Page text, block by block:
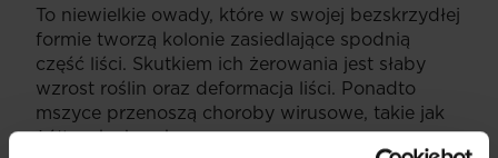
To niewielkie owady, które w swojej bezskrzydłej
formie tworzą kolonie zasiedlające spodnią
część liści. Skutkiem ich żerowania jest słaby
wzrost roślin oraz deformacja liści. Ponadto
mszyce przenoszą choroby wirusowe, takie jak
żółtaczka buraka.